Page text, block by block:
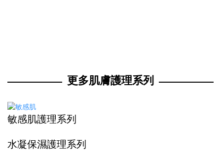
更多肌膚護理系列
敏感肌護理系列
水凝保濕護理系列